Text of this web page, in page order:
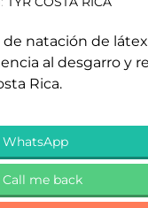
de natación de
al desgarro y
Rica.
WhatsApp
Call me back